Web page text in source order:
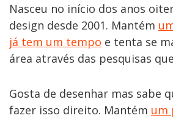
Nasceu no início dos anos
design desde 2001. Mantém
já tem um tempo e tenta se
área através das pesquisas
Gosta de desenhar mas sabe
fazer isso direito. Mantém um